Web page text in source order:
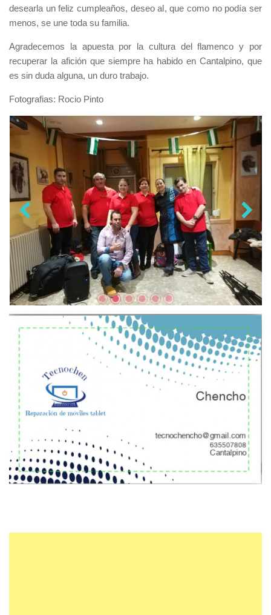
desearla un feliz cumpleaños, deseo al, que como no podía ser
menos, se une toda su familia.
Agradecemos la apuesta por la cultura del flamenco y por
recuperar la afición que siempre ha habido en Cantalpino, que
es sin duda alguna, un duro trabajo.
Fotografias: Rocio Pinto